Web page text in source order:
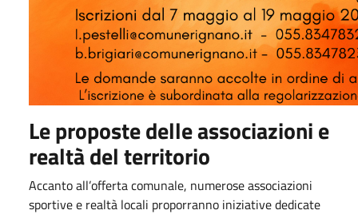
Le proposte delle associazioni e
realtà del territorio
Accanto all’offerta comunale, numerose associazioni
sportive e realtà locali proporranno iniziative dedicate